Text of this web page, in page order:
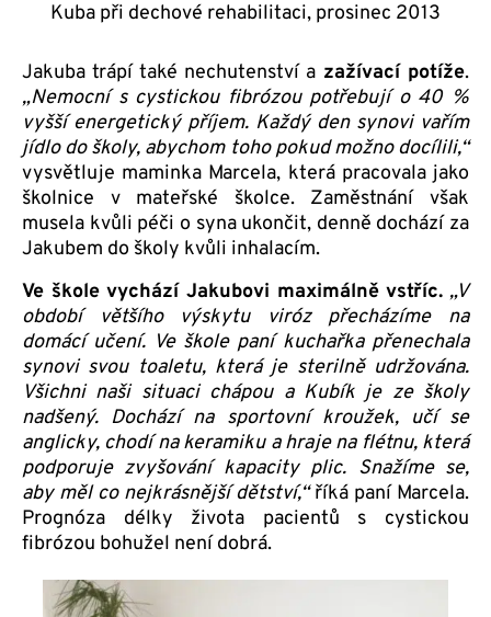
Kuba při dechové rehabilitaci, prosinec 2013
Jakuba trápí také nechutenství a zažívací potíže.
„Nemocní s cystickou fibrózou potřebují o 40 %
vyšší energetický příjem. Každý den synovi vařím
jídlo do školy, abychom toho pokud možno docílili,“
vysvětluje maminka Marcela, která pracovala jako
školnice v mateřské školce. Zaměstnání však
musela kvůli péči o syna ukončit, denně dochází za
Jakubem do školy kvůli inhalacím.
Ve škole vychází Jakubovi maximálně vstříc. „V
období většího výskytu viróz přecházíme na
domácí učení. Ve škole paní kuchařka přenechala
synovi svou toaletu, která je sterilně udržována.
Všichni naši situaci chápou a Kubík je ze školy
nadšený. Dochází na sportovní kroužek, učí se
anglicky, chodí na keramiku a hraje na flétnu, která
podporuje zvyšování kapacity plic. Snažíme se,
aby měl co nejkrásnější dětství,“říká paní Marcela.
Prognóza délky života pacientů s cystickou
fibrózou bohužel není dobrá.